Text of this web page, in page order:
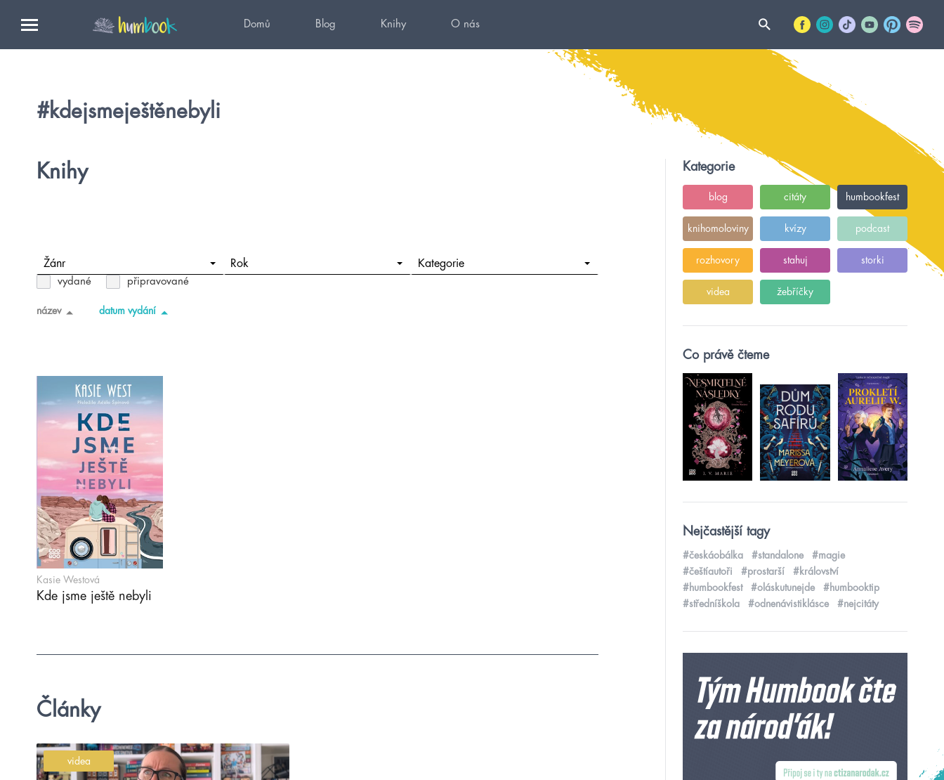
Domů Blog Knihy O nás
#kdejsmeještěnebyli
Knihy
Žánr Rok Kategorie
vydané připravované
název datum vydání
Kasie Westová
Kde jsme ještě nebyli
Články
videa
Kategorie
blog citáty humbookfest
knihomoloviny kvízy podcast
rozhovory stahuj storki
videa žebříčky
Co právě čteme
Nejčastější tagy
#českáobálka #standalone
#magie
#češtíautoři
#prostarší
#království
#humbookfest
#oláskutunejde
#humbooktip
#středníškola
#odnenávistiklásce #nejcitáty